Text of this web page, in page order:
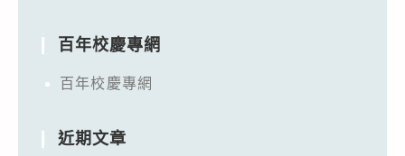
百年校慶專網
百年校慶專網
近期文章